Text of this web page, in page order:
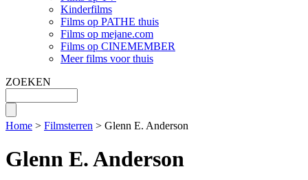
Kinderfilms
Films op PATHE thuis
Films op mejane.com
Films op CINEMEMBER
Meer films voor thuis
ZOEKEN
Home > Filmsterren > Glenn E. Anderson
Glenn E. Anderson